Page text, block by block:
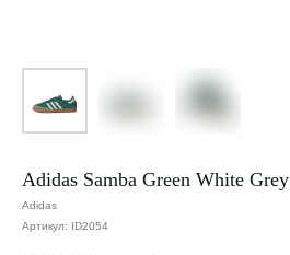
Adidas Samba Green White Grey
Adidas
Артикул: ID2054